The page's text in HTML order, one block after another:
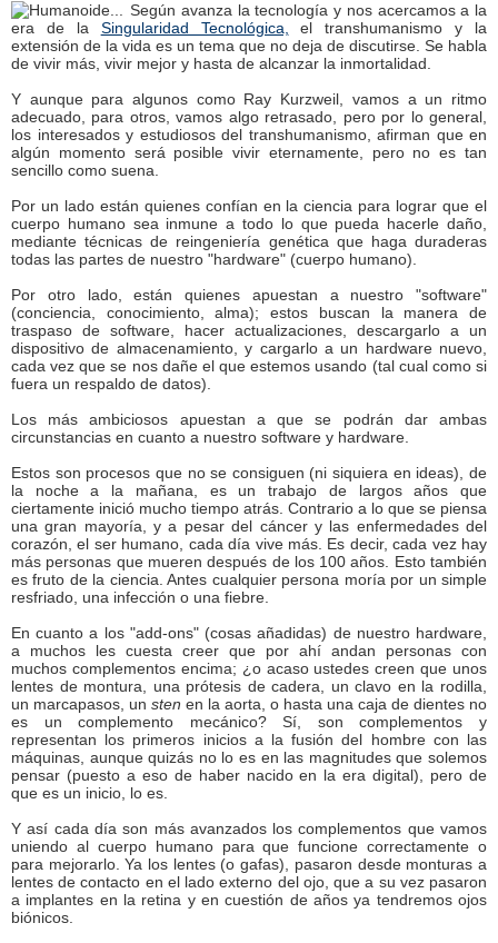
Según avanza la tecnología y nos acercamos a la
era de la Singularidad Tecnológica,
el transhumanismo y la
extensión de la vida es un tema que no deja de discutirse. Se habla
de vivir más, vivir mejor y hasta de alcanzar la inmortalidad.
Y aunque para algunos como Ray Kurzweil, vamos a un ritmo
adecuado, para otros, vamos algo retrasado, pero por lo general,
los interesados y estudiosos del transhumanismo, afirman que en
algún momento será posible vivir eternamente, pero no es tan
sencillo como suena.
Por un lado están quienes confían en la ciencia para lograr que el
cuerpo humano sea inmune a todo lo que pueda hacerle daño,
mediante técnicas de reingeniería genética que haga duraderas
todas las partes de nuestro "hardware" (cuerpo humano).
Por otro lado, están quienes apuestan a nuestro "software"
(conciencia, conocimiento, alma); estos buscan la manera de
traspaso de software, hacer actualizaciones, descargarlo a un
dispositivo de almacenamiento, y cargarlo a un hardware nuevo,
cada vez que se nos dañe el que estemos usando (tal cual como si
fuera un respaldo de datos).
Los más ambiciosos apuestan a que se podrán dar ambas
circunstancias en cuanto a nuestro software y hardware.
Estos son procesos que no se consiguen (ni siquiera en ideas), de
la noche a la mañana, es un trabajo de largos años que
ciertamente inició mucho tiempo atrás. Contrario a lo que se piensa
una gran mayoría, y a pesar del cáncer y las enfermedades del
corazón, el ser humano, cada día vive más. Es decir, cada vez hay
más personas que mueren después de los 100 años. Esto también
es fruto de la ciencia. Antes cualquier persona moría por un simple
resfriado, una infección o una fiebre.
En cuanto a los "add-ons" (cosas añadidas) de nuestro hardware,
a muchos les cuesta creer que por ahí andan personas con
muchos complementos encima; ¿o acaso ustedes creen que unos
lentes de montura, una prótesis de cadera, un clavo en la rodilla,
un marcapasos, un sten en la aorta, o hasta una caja de dientes no
es un complemento mecánico? Sí, son complementos y
representan los primeros inicios a la fusión del hombre con las
máquinas, aunque quizás no lo es en las magnitudes que solemos
pensar (puesto a eso de haber nacido en la era digital), pero de
que es un inicio, lo es.
Y así cada día son más avanzados los complementos que vamos
uniendo al cuerpo humano para que funcione correctamente o
para mejorarlo. Ya los lentes (o gafas), pasaron desde monturas a
lentes de contacto en el lado externo del ojo, que a su vez pasaron
a implantes en la retina y en cuestión de años ya tendremos ojos
biónicos.